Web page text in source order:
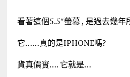
看著這個5.5″螢幕 , 是過去幾
它……真的是IPHONE嗎?
貨真價實…. 它就是…